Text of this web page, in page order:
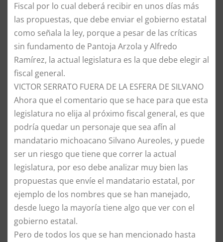
Fiscal por lo cual deberá recibir en unos días más
las propuestas, que debe enviar el gobierno estatal
como señala la ley, porque a pesar de las críticas
sin fundamento de Pantoja Arzola y Alfredo
Ramírez, la actual legislatura es la que debe elegir al
fiscal general.
​VICTOR SERRATO FUERA DE LA ESFERA DE SILVANO
​Ahora que el comentario que se hace para que esta
legislatura no elija al próximo fiscal general, es que
podría quedar un personaje que sea afín al
mandatario michoacano Silvano Aureoles, y puede
ser un riesgo que tiene que correr la actual
legislatura, por eso debe analizar muy bien las
propuestas que envíe el mandatario estatal, por
ejemplo de los nombres que se han manejado,
desde luego la mayoría tiene algo que ver con el
gobierno estatal.
​Pero de todos los que se han mencionado hasta